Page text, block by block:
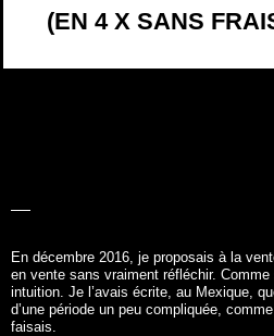
(EN 4 X SANS
En décembre 2016, je proposais à la
en vente sans vraiment réfléchir. Comme
intuition. Je l’avais écrite, au Mexique,
d’une période un peu compliquée,
faisais.